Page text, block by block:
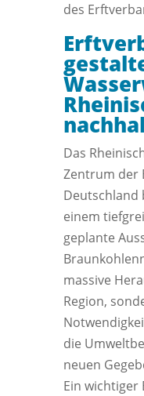
des
Das
Zentrum der
Deutschland
einem
geplante
massive
Region,
die
neuen
Ein wichtiger